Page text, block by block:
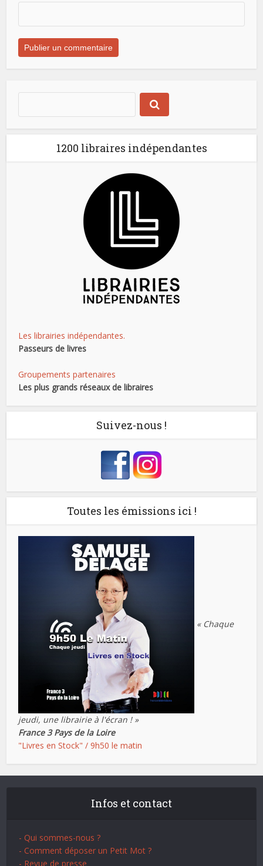
1200 libraires indépendantes
Les librairies indépendantes.
Passeurs de livres
Groupements partenaires
Les plus grands réseaux de libraires
Suivez-nous !
Toutes les émissions ici !
« Chaque
jeudi, une librairie à l'écran ! »
France 3 Pays de la Loire
"Livres en Stock" / 9h50 le matin
Infos et contact
- Qui sommes-nous ?
- Comment déposer un Petit Mot ?
- Revue de presse